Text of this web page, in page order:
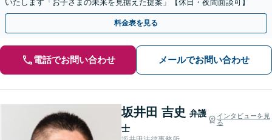
いたします「お子さまの未来を見据えた提案」【休日・夜間面談可】
料金表を見る
電話でお問い合わせ メールでお問い合わせ
坂井田 吉史 弁護
士
インタビューを見
る